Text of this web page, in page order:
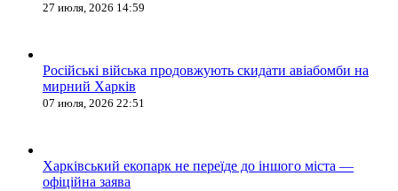
27 июля, 2026 14:59
Російські війська продовжують скидати авіабомби на
мирний Харків
07 июля, 2026 22:51
Харківський екопарк не переїде до іншого міста —
офіційна заява